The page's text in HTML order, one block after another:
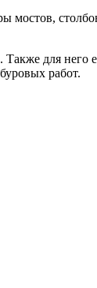
мостов,
для него
работ.